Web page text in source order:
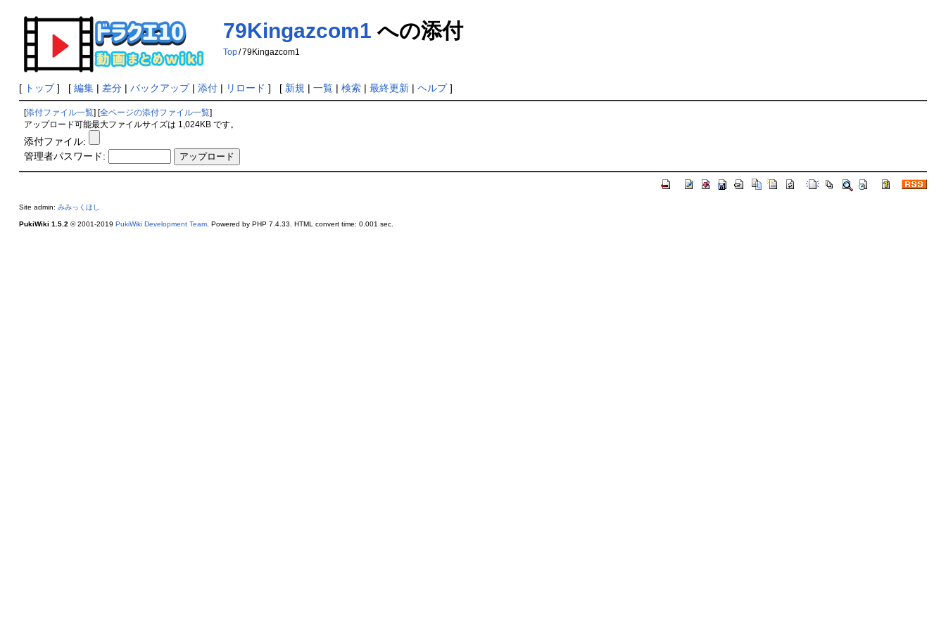
79Kingazcom1 への添付
Top/79Kingazcom1
[ トップ] [ 編集| 差分| バックアップ| 添付| リロード ] [ 新規 | 一覧| 検索| 最終更新| ヘルプ]
[添付ファイル一覧 ] [全ページの添付ファイル一覧
アップロード可能最大ファイルサイズは 1,024KB です。
添付ファイル:
管理者パスワード:
Site admin: みみっくほし
PukiWiki 1.5.2 © 2001-2019 PukiWiki Development Team. Powered by PHP 7.4.33. HTML convert time: 0.001 sec.